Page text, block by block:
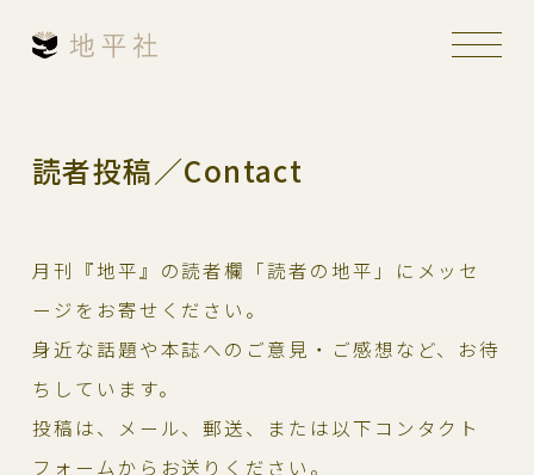
読者投稿／Contact
月刊『地平』の読者欄「読者の地平」にメッセ
ージをお寄せください。
身近な話題や本誌へのご意見・ご感想など、お待
ちしています。
投稿は、メール、郵送、または以下コンタクト
フォームからお送りください。